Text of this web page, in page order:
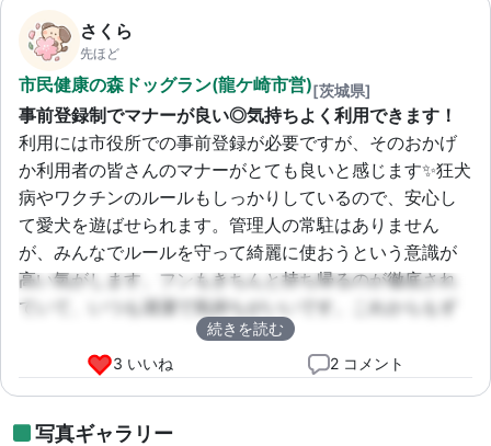
さくら
先ほど
市民健康の森ドッグラン(龍ケ崎市営)[茨城県]
事前登録制でマナーが良い◎気持ちよく利用できます！
利用には市役所での事前登録が必要ですが、そのおかげ
か利用者の皆さんのマナーがとても良いと感じます✨狂犬
病やワクチンのルールもしっかりしているので、安心し
て愛犬を遊ばせられます。管理人の常駐はありません
が、みんなでルールを守って綺麗に使おうという意識が
高い気がします。フンもきちんと持ち帰るのが徹底され
ていて、いつも清潔で気持ちがいいです。これからもず
っと利用し続けたい、お気に入りの場所です🐕💕
続きを読む
3 いいね
2 コメント
写真ギャラリー